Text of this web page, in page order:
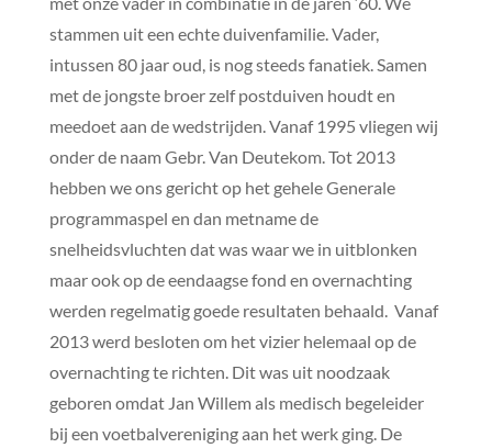
stammen uit een echte duivenfamilie. Vader,
intussen 80 jaar oud, is nog steeds fanatiek. Samen
met de jongste broer zelf postduiven houdt en
meedoet aan de wedstrijden. Vanaf 1995 vliegen wij
onder de naam Gebr. Van Deutekom. Tot 2013
hebben we ons gericht op het gehele Generale
programmaspel en dan metname de
snelheidsvluchten dat was waar we in uitblonken
maar ook op de eendaagse fond en overnachting
werden regelmatig goede resultaten behaald. Vanaf
2013 werd besloten om het vizier helemaal op de
overnachting te richten. Dit was uit noodzaak
geboren omdat Jan Willem als medisch begeleider
bij een voetbalvereniging aan het werk ging. De